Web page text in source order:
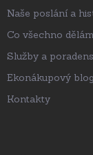
Naše poslání a
Co všechno
Služby a
Ekonákupový
Kontakty